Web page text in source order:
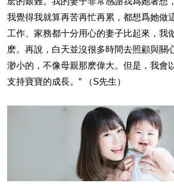
我覺得我就算再苦再忙再累，都想爲她做
工作、家務都十分用心的妻子比起來，我
麽。再說，白天並沒很多時間去照顧與關
渺小的，不像母親那麽偉大。但是，我會
支持寶寶的成長。” （S先生）